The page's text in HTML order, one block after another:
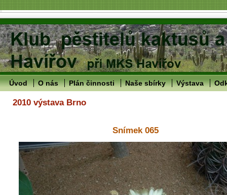
Úvod O nás Plán činnosti Naše sbírky Výstava
2010 výstava Brno
Snímek 065